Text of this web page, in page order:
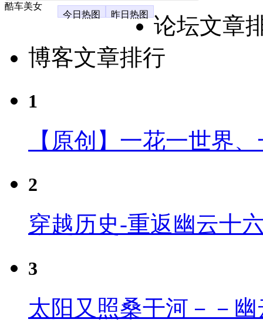
酷车美女
今日热图
昨日热图
论坛文章
博客文章排行
1
【原创】一花一世界
2
穿越历史-重返幽云十
3
太阳又照桑干河－－